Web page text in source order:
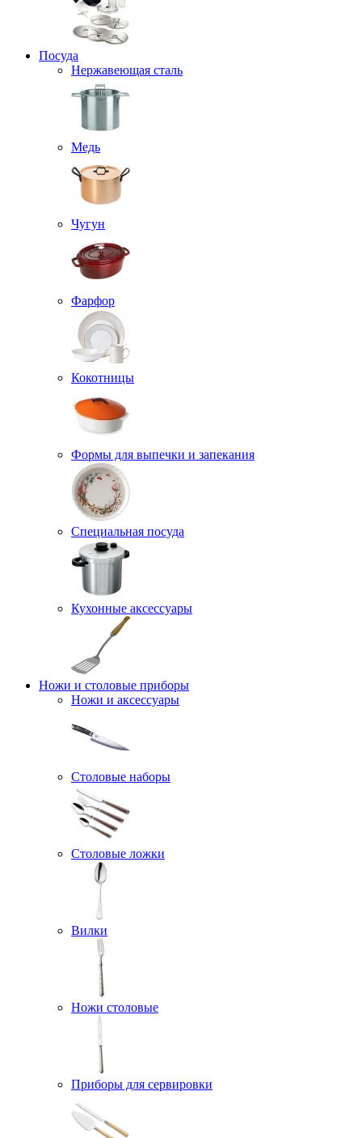
Посуда
Нержавеющая сталь
Медь
Чугун
Фарфор
Кокотницы
Формы для выпечки и запекания
Специальная посуда
Кухонные аксессуары
Ножи и столовые приборы
Ножи и аксессуары
Столовые наборы
Столовые ложки
Вилки
Ножи столовые
Приборы для сервировки